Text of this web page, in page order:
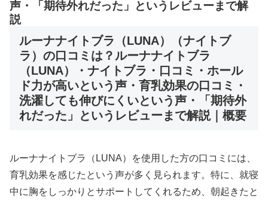
声・「期待外れだった」というレビューまで解
説
ルーナナイトブラ（LUNA）（ナイトブ
ラ）の口コミは？ルーナナイトブラ
（LUNA）・ナイトブラ・口コミ・ホール
ド力が高いという声・育乳効果の口コミ・
洗濯しても伸びにくいという声・「期待外
れだった」というレビューまで解説｜概要
ルーナナイトブラ（LUNA）を使用した方の口コミには、
育乳効果を感じたという声が多く見られます。特に、就寝
中に胸をしっかりとサポートしてくれるため、朝起きたと